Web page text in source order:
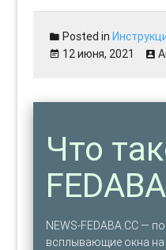
Posted in
12 июня, 2021
Что
NEWS-FEDABA.CC —
всплывающие окна